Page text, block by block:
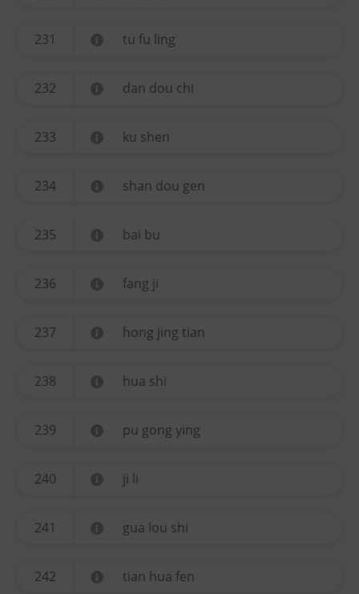
231 tu fu ling
232 dan dou chi
233 ku shen
234 shan dou gen
235 bai bu
236 fang ji
237 hong jing tian
238 hua shi
239 pu gong ying
240 ji li
241 gua lou shi
242 tian hua fen